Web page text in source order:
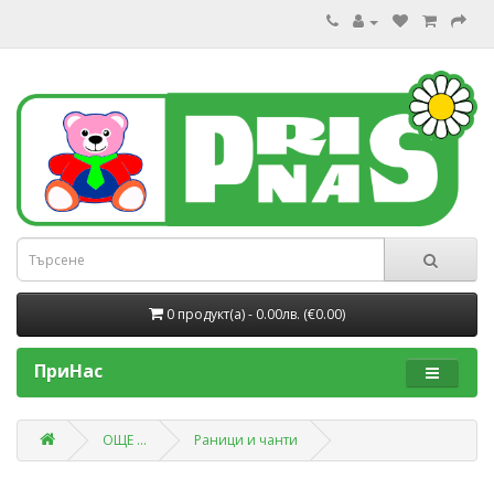
0 продукт(a) - 0.00лв. (€0.00)
ПриНас
ОЩЕ ... Раници и чанти